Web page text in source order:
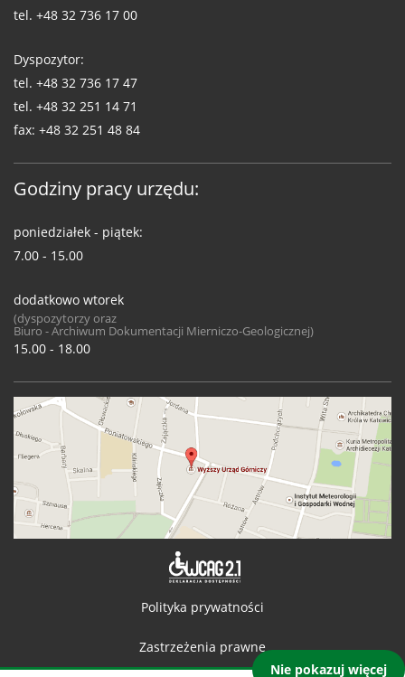
Nie pokazuj więcej
tel. +48 32 736 17 00
Dyspozytor:
tel. +48 32 736 17 47
tel. +48 32 251 14 71
fax: +48 32 251 48 84
Godziny pracy urzędu:
poniedziałek - piątek:
7.00 - 15.00
dodatkowo wtorek
(dyspozytorzy oraz
Biuro - Archiwum Dokumentacji Mierniczo-Geologicznej)
15.00 - 18.00
Polityka prywatności
Zastrzeżenia prawne